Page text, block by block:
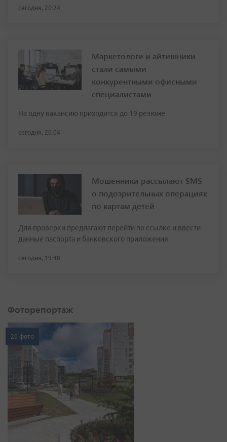
сегодня, 20:24
Маркетологи и айтишники
стали самыми
конкурентными офисными
специалистами
На одну вакансию приходится до 19 резюме
сегодня, 20:04
Мошенники рассылают SMS
о подозрительных операциях
по картам детей
Для проверки предлагают перейти по ссылке и ввести
данные паспорта и банковского приложения
сегодня, 19:48
Фоторепортаж
20 фото